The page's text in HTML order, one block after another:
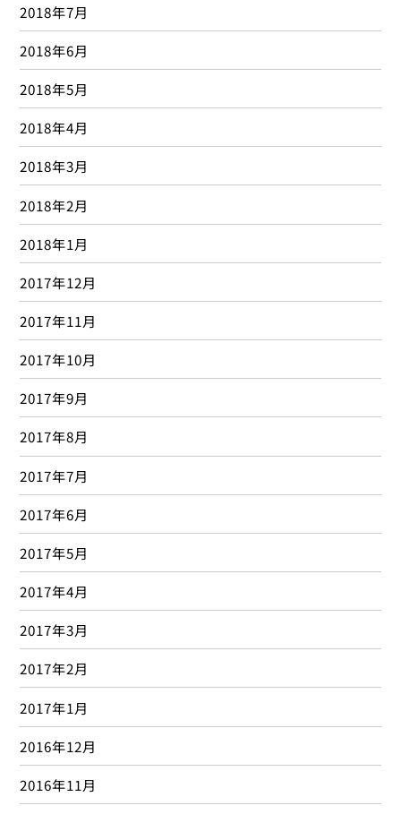
2018年7月
2018年6月
2018年5月
2018年4月
2018年3月
2018年2月
2018年1月
2017年12月
2017年11月
2017年10月
2017年9月
2017年8月
2017年7月
2017年6月
2017年5月
2017年4月
2017年3月
2017年2月
2017年1月
2016年12月
2016年11月